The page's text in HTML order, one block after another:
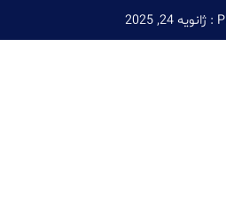
ژانویه 24, 2025